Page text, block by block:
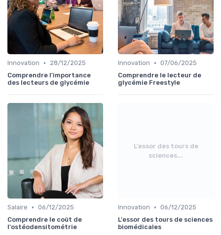
Innovation •
28/12/2025
Comprendre l'importance
des lecteurs de glycémie
Innovation • 07/06/2025
Comprendre le lecteur de
glycémie Freestyle
Salaire • 06/12/2025
Comprendre le coût de
l'ostéodensitométrie
L'essor des tours de
sciences...
Innovation • 06/12/2025
L'essor des tours de sciences
biomédicales